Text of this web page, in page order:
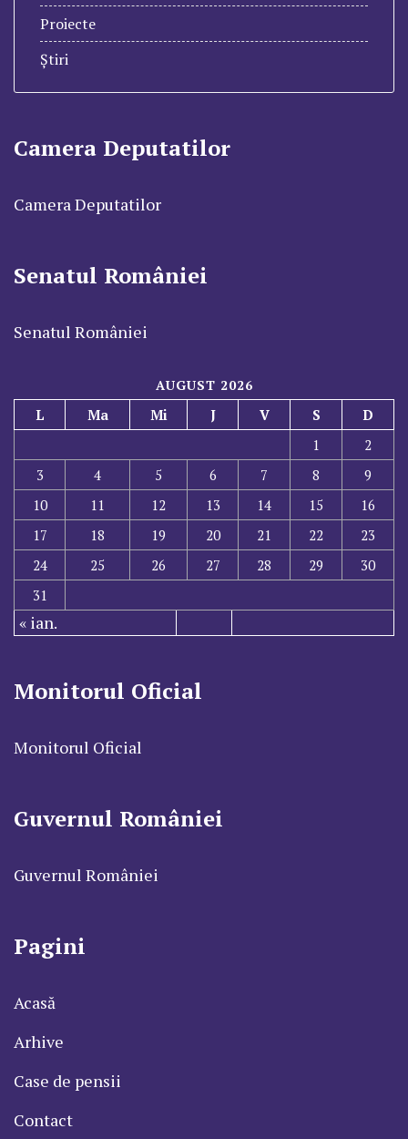
Proiecte
Știri
Camera Deputatilor
Camera Deputatilor
Senatul României
Senatul României
AUGUST 2026
L Ma Mi J V S
D
1
2
3
4 5 6 7 8
9
10
11 12 13 14 15
16
17
18 19 20 21 22
23
24
25 26 27 28 29
30
31
« ian.
Monitorul Oficial
Monitorul Oficial
Guvernul României
Guvernul României
Pagini
Acasă
Arhive
Case de pensii
Contact